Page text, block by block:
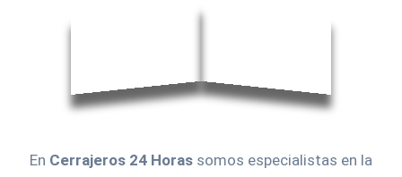
En Cerrajeros 24 Horas somos especialistas en la